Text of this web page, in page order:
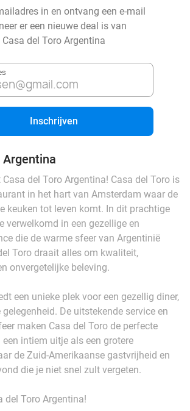
in en ontvang een e-mail
er een nieuwe deal is van
Casa del Toro Argentina
Inschrijven
Argentina
del Toro Argentina! Casa del Toro is
in het hart van Amsterdam waar de
keuken tot leven komt. In dit prachtige
verwelkomd in een gezellige en
die de warme sfeer van Argentinië
Toro draait alles om kwaliteit,
onvergetelijke beleving.
een unieke plek voor een gezellig diner,
De uitstekende service en
maken Casa del Toro de perfecte
intiem uitje als een grotere
de Zuid-Amerikaanse gastvrijheid en
die je niet snel zult vergeten.
del Toro Argentina!